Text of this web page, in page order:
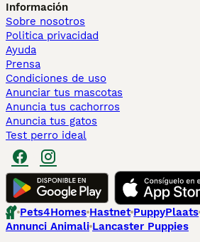
Información
Sobre nosotros
Politica privacidad
Ayuda
Prensa
Condiciones de uso
Anunciar tus mascotas
Anuncia tus cachorros
Anuncia tus gatos
Test perro ideal
Pets4Homes Hastnet PuppyPlaats
Annunci Animali Lancaster Puppies